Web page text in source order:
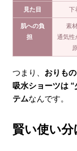
見た目 下
肌への負
担
素
通気性
つまり、 おりも
吸水ショーツは
テムなんです。
賢い使い分